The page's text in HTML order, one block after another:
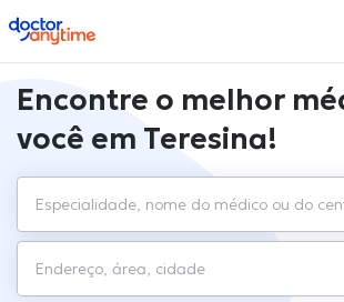
doctoranytime
Encontre o melhor
você em Teresina!